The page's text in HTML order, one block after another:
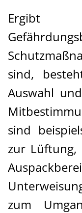
sind,
Auswahl
sind
zur Lüftung,
zum